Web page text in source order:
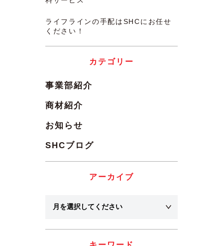
ライフラインの手配はSHCにお任せ
ください！
カテゴリー
事業部紹介
商材紹介
お知らせ
SHCブログ
アーカイブ